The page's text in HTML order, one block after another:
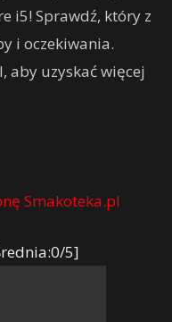
i5! Sprawdź, który z
i oczekiwania.
aby uzyskać więcej
Smakoteka.pl
5]